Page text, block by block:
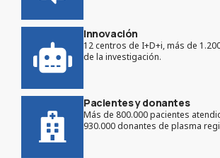
Innovación
12 centros de I+D+i, más de
de la investigación.
Pacientes y donantes
Más de 800.000 pacientes
930.000 donantes de plasma